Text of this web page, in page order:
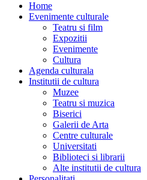
Home
Evenimente culturale
Teatru si film
Expozitii
Evenimente
Cultura
Agenda culturala
Institutii de cultura
Muzee
Teatru si muzica
Biserici
Galerii de Arta
Centre culturale
Universitati
Biblioteci si librarii
Alte institutii de cultura